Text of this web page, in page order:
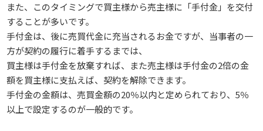
また、このタイミングで買主様から売主様に「手付金」を交付
することが多いです。
手付金は、後に売買代金に充当されるお金ですが、当事者の一
方が契約の履行に着手するまでは、
買主様は手付金を放棄すれば、また売主様は手付金の2倍の金
額を買主様に支払えば、契約を解除できます。
手付金の金額は、売買金額の20％以内と定められており、5％
以上で設定するのが一般的です。